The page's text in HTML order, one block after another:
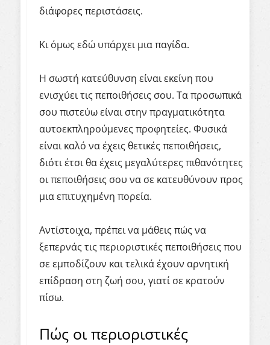
διάφορες περιστάσεις.
Κι όμως εδώ υπάρχει μια παγίδα.
Η σωστή κατεύθυνση είναι εκείνη που
ενισχύει τις πεποιθήσεις σου. Τα προσωπικά
σου πιστεύω είναι στην πραγματικότητα
αυτοεκπληρούμενες προφητείες. Φυσικά
είναι καλό να έχεις θετικές πεποιθήσεις,
διότι έτσι θα έχεις μεγαλύτερες πιθανότητες
οι πεποιθήσεις σου να σε κατευθύνουν προς
μια επιτυχημένη πορεία.
Αντίστοιχα, πρέπει να μάθεις πώς να
ξεπερνάς τις περιοριστικές πεποιθήσεις που
σε εμποδίζουν και τελικά έχουν αρνητική
επίδραση στη ζωή σου, γιατί σε κρατούν
πίσω.
Πώς οι περιοριστικές